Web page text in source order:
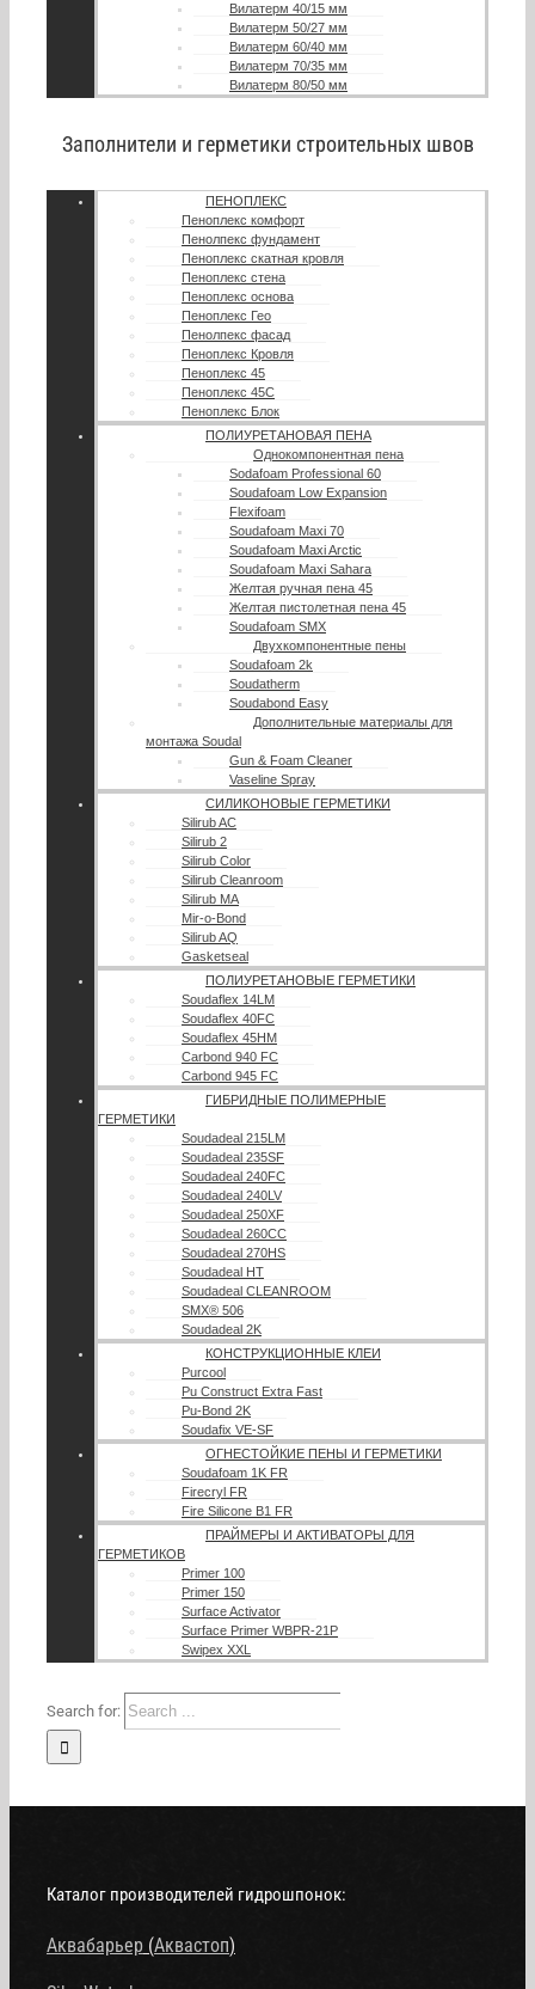
Вилатерм 40/15 мм
Вилатерм 50/27 мм
Вилатерм 60/40 мм
Вилатерм 70/35 мм
Вилатерм 80/50 мм
Заполнители и герметики строительных швов
ПЕНОПЛЕКС
Пеноплекс комфорт
Пенолпекс фундамент
Пеноплекс скатная кровля
Пеноплекс стена
Пеноплекс основа
Пеноплекс Гео
Пенолпекс фасад
Пеноплекс Кровля
Пеноплекс 45
Пеноплекс 45С
Пеноплекс Блок
ПОЛИУРЕТАНОВАЯ ПЕНА
Однокомпонентная пена
Sodafoam Professional 60
Soudafoam Low Expansion
Flexifoam
Soudafoam Maxi 70
Soudafoam Maxi Arctic
Soudafoam Maxi Sahara
Желтая ручная пена 45
Желтая пистолетная пена 45
Soudafoam SMX
Двухкомпонентные пены
Soudafoam 2k
Soudatherm
Soudabond Easy
Дополнительные материалы для
монтажа Soudal
Gun & Foam Cleaner
Vaseline Spray
СИЛИКОНОВЫЕ ГЕРМЕТИКИ
Silirub AC
Silirub 2
Silirub Color
Silirub Cleanroom
Silirub MA
Mir-o-Bond
Silirub AQ
Gasketseal
ПОЛИУРЕТАНОВЫЕ ГЕРМЕТИКИ
Soudaflex 14LM
Soudaflex 40FC
Soudaflex 45HM
Carbond 940 FC
Carbond 945 FC
ГИБРИДНЫЕ ПОЛИМЕРНЫЕ
ГЕРМЕТИКИ
Soudadeal 215LM
Soudadeal 235SF
Soudadeal 240FC
Soudadeal 240LV
Soudadeal 250XF
Soudadeal 260CC
Soudadeal 270HS
Soudadeal HT
Soudadeal CLEANROOM
SMX® 506
Soudadeal 2K
КОНСТРУКЦИОННЫЕ КЛЕИ
Purcool
Pu Construct Extra Fast
Pu-Bond 2K
Soudafix VE-SF
ОГНЕСТОЙКИЕ ПЕНЫ И ГЕРМЕТИКИ
Soudafoam 1K FR
Firecryl FR
Fire Silicone B1 FR
ПРАЙМЕРЫ И АКТИВАТОРЫ ДЛЯ
ГЕРМЕТИКОВ
Primer 100
Primer 150
Surface Activator
Surface Primer WBPR-21P
Swipex XXL
Search for:
Каталог производителей гидрошпонок:
Аквабарьер (Аквастоп)